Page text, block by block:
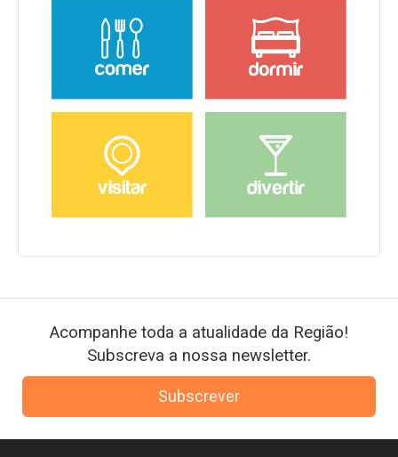
Acompanhe toda a atualidade da Região!
Subscreva a nossa newsletter.
Subscrever